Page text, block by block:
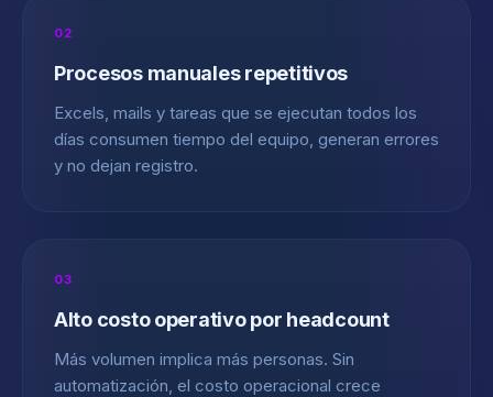
02
Procesos manuales repetitivos
Excels, mails y tareas que se ejecutan todos los
días consumen tiempo del equipo, generan errores
y no dejan registro.
03
Alto costo operativo por headcount
Más volumen implica más personas. Sin
automatización, el costo operacional crece